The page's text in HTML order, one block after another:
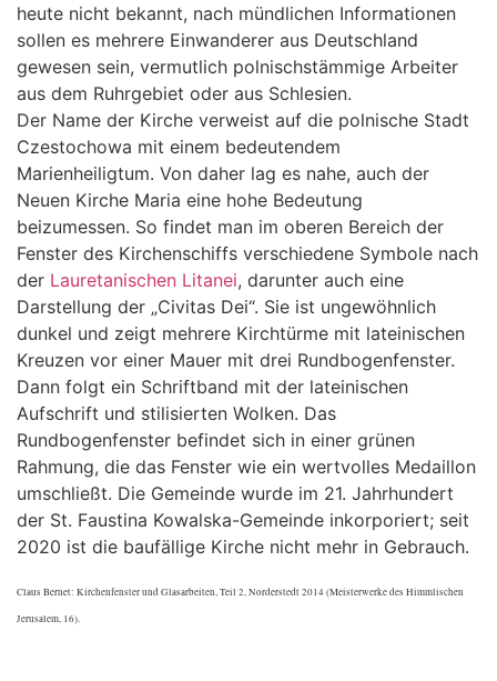
heute nicht bekannt, nach mündlichen Informationen
sollen es mehrere Einwanderer aus Deutschland
gewesen sein, vermutlich polnischstämmige Arbeiter
aus dem Ruhrgebiet oder aus Schlesien.
Der Name der Kirche verweist auf die polnische Stadt
Czestochowa mit einem bedeutendem
Marienheiligtum. Von daher lag es nahe, auch der
Neuen Kirche Maria eine hohe Bedeutung
beizumessen. So findet man im oberen Bereich der
Fenster des Kirchenschiffs verschiedene Symbole nach
der Lauretanischen Litanei, darunter auch eine
Darstellung der „Civitas Dei“. Sie ist ungewöhnlich
dunkel und zeigt mehrere Kirchtürme mit lateinischen
Kreuzen vor einer Mauer mit drei Rundbogenfenster.
Dann folgt ein Schriftband mit der lateinischen
Aufschrift und stilisierten Wolken. Das
Rundbogenfenster befindet sich in einer grünen
Rahmung, die das Fenster wie ein wertvolles Medaillon
umschließt. Die Gemeinde wurde im 21. Jahrhundert
der St. Faustina Kowalska-Gemeinde inkorporiert; seit
2020 ist die baufällige Kirche nicht mehr in Gebrauch.
Claus Bernet: Kirchenfenster und Glasarbeiten, Teil 2, Norderstedt 2014 (Meisterwerke des Himmlischen
Jerusalem, 16).